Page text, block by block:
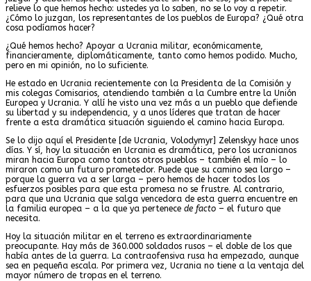
relieve lo que hemos hecho: ustedes ya lo saben, no se lo voy a repetir.
¿Cómo lo juzgan, los representantes de los pueblos de Europa? ¿Qué otra
cosa podíamos hacer?
¿Qué hemos hecho? Apoyar a Ucrania militar, económicamente,
financieramente, diplomáticamente, tanto como hemos podido. Mucho,
pero en mi opinión, no lo suficiente.
He estado en Ucrania recientemente con la Presidenta de la Comisión y
mis colegas Comisarios, atendiendo también a la Cumbre entre la Unión
Europea y Ucrania. Y allí he visto una vez más a un pueblo que defiende
su libertad y su independencia, y a unos líderes que tratan de hacer
frente a esta dramática situación siguiendo el camino hacia Europa.
Se lo dijo aquí el Presidente [de Ucrania, Volodymyr] Zelenskyy hace unos
días. Y sí, hoy la situación en Ucrania es dramática, pero los ucranianos
miran hacia Europa como tantos otros pueblos – también el mío – lo
miraron como un futuro prometedor. Puede que su camino sea largo –
porque la guerra va a ser larga – pero hemos de hacer todos los
esfuerzos posibles para que esta promesa no se frustre. Al contrario,
para que una Ucrania que salga vencedora de esta guerra encuentre en
la familia europea – a la que ya pertenece de facto – el futuro que
necesita.
Hoy la situación militar en el terreno es extraordinariamente
preocupante. Hay más de 360.000 soldados rusos – el doble de los que
había antes de la guerra. La contraofensiva rusa ha empezado, aunque
sea en pequeña escala. Por primera vez, Ucrania no tiene a la ventaja del
mayor número de tropas en el terreno.